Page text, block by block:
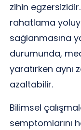
zihin
rahatlama
sağlanmasına
durumunda,
yaratırken aynı
azaltabilir.
Bilimsel
semptomlarını